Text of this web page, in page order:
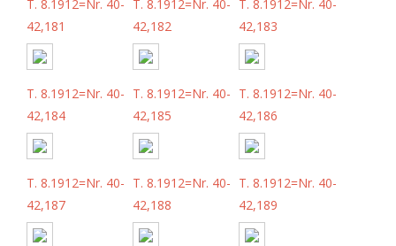
T. 8.1912=Nr. 40-
42,181
T. 8.1912=Nr. 40-
42,182
T. 8.1912=Nr. 40-
42,183
T. 8.1912=Nr. 40-
42,184
T. 8.1912=Nr. 40-
42,185
T. 8.1912=Nr. 40-
42,186
T. 8.1912=Nr. 40-
42,187
T. 8.1912=Nr. 40-
42,188
T. 8.1912=Nr. 40-
42,189